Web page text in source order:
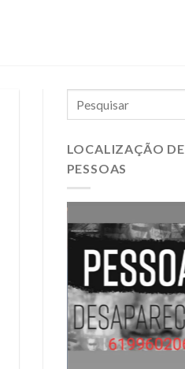
LOCALIZAÇÃO DE
PESSOAS